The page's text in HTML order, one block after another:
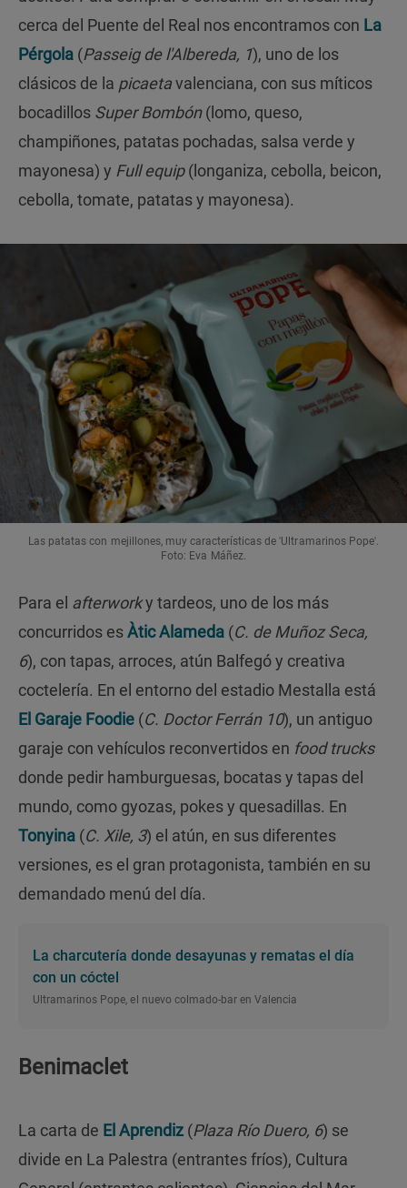
cerca del Puente del Real nos encontramos con La
Pérgola (Passeig de l'Albereda, 1), uno de los
clásicos de la picaetavalenciana, con sus míticos
bocadillos Super Bombón(lomo, queso,
champiñones, patatas pochadas, salsa verde y
mayonesa) y Full equip(longaniza, cebolla, beicon,
cebolla, tomate, patatas y mayonesa).
Las patatas con mejillones, muy características de 'Ultramarinos Pope'.
Foto: Eva Máñez.
Para el afterworky tardeos, uno de los más
concurridos esÀtic Alameda (C. de Muñoz Seca,
6), con tapas, arroces, atún Balfegó y creativa
coctelería. En el entorno del estadio Mestalla está
El Garaje Foodie (C. Doctor Ferrán 10), un antiguo
garaje con vehículos reconvertidos en food trucks
donde pedir hamburguesas, bocatas y tapas del
mundo, como gyozas, pokes y quesadillas. En
Tonyina (C. Xile, 3) el atún, en sus diferentes
versiones, es el gran protagonista, también en su
demandado menú del día.
La charcutería donde desayunas y rematas el día
con un cóctel
Ultramarinos Pope, el nuevo colmado-bar en Valencia
Benimaclet
La carta de El Aprendiz (Plaza Río Duero, 6) se
divide en La Palestra (entrantes fríos), Cultura